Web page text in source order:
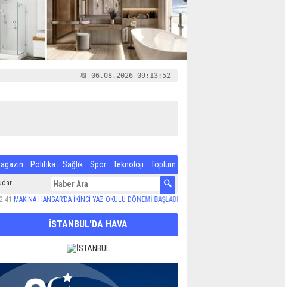
📆 06.08.2026 09:13:52
Politika Sağlık Spor Teknoloji Toplum
HANGAR’DA İKİNCİ YAZ OKULU DÖNEMİ BAŞLADI 13:16
İSTANBUL'DA HAVA